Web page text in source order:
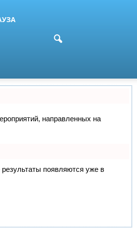
направленных на
появляются уже в